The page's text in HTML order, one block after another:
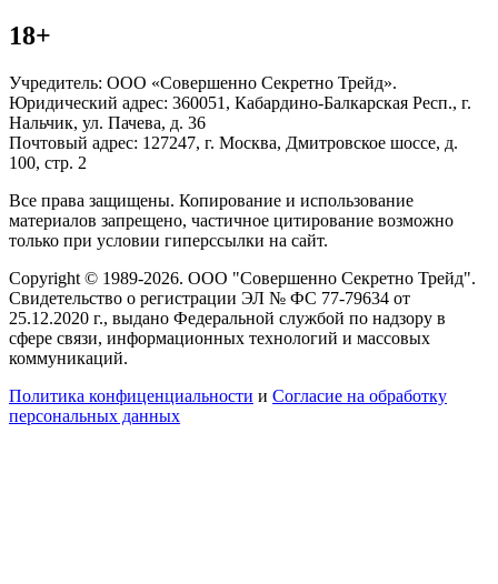
18+
Учредитель: ООО «Совершенно Секретно Трейд».
Юридический адрес: 360051, Кабардино-Балкарская Респ., г.
Нальчик, ул. Пачева, д. 36
Почтовый адрес: 127247, г. Москва, Дмитровское шоссе, д.
100, стр. 2
Все права защищены. Копирование и использование
материалов запрещено, частичное цитирование возможно
только при условии гиперссылки на сайт.
Copyright © 1989-2026. ООО "Совершенно Секретно Трейд".
Свидетельство о регистрации ЭЛ № ФС 77-79634 от
25.12.2020 г., выдано Федеральной службой по надзору в
сфере связи, информационных технологий и массовых
коммуникаций.
Политика конфиценциальности и Согласие на обработку
персональных данных